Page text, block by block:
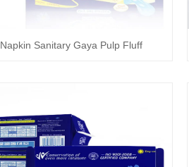
Napkin Sanitary Gaya Pulp Fluff